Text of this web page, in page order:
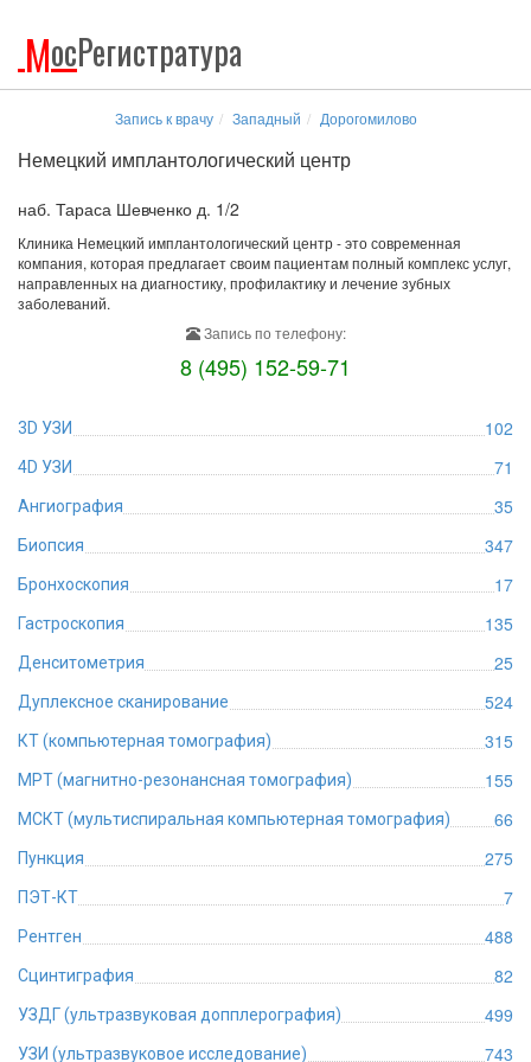
МосРегистратура
Запись к врачу Западный Дорогомилово
Немецкий имплантологический центр
наб. Тараса Шевченко д. 1/2
Клиника Немецкий имплантологический центр - это современная
компания, которая предлагает своим пациентам полный комплекс услуг,
направленных на диагностику, профилактику и лечение зубных
заболеваний.
Запись по телефону:
8 (495) 152-59-71
3D УЗИ 102
4D УЗИ 71
Ангиография 35
Биопсия 347
Бронхоскопия 17
Гастроскопия 135
Денситометрия 25
Дуплексное сканирование 524
КТ (компьютерная томография) 315
МРТ (магнитно-резонансная томография) 155
МСКТ (мультиспиральная компьютерная томография) 66
Пункция 275
ПЭТ-КТ 7
Рентген 488
Сцинтиграфия 82
УЗДГ (ультразвуковая допплерография) 499
УЗИ (ультразвуковое исследование) 743